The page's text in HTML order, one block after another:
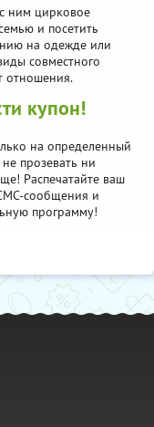
ним цирковое
и посетить
на одежде или
совместного
отношения.
купон!
на определенный
прозевать ни
Распечатайте ваш
сообщения и
программу!